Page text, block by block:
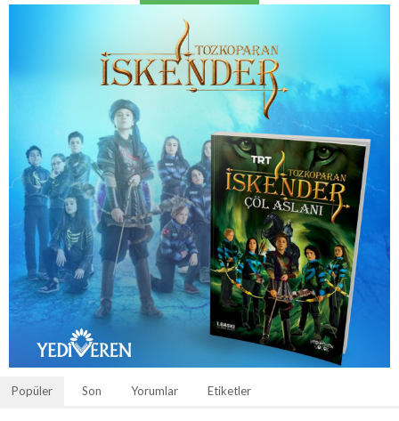
Popüler Son Yorumlar Etiketler